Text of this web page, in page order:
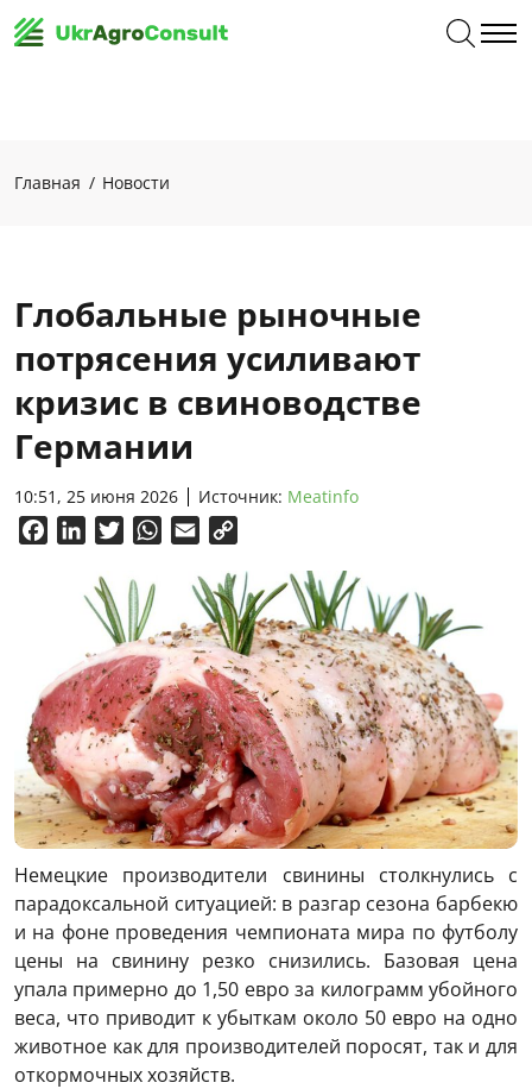
Главная Новости
Глобальные рыночные
потрясения усиливают
кризис в свиноводстве
Германии
10:51, 25 июня 2026 Источник: Meatinfo
FacebookLinkedInTwitterWhatsApp
Email
Немецкие производители свинины столкнулись с
парадоксальной ситуацией: в разгар сезона барбекю
и на фоне проведения чемпионата мира по футболу
цены на свинину резко снизились. Базовая цена
упала примерно до 1,50 евро за килограмм убойного
веса, что приводит к убыткам около 50 евро на одно
животное как для производителей поросят, так и для
откормочных хозяйств.